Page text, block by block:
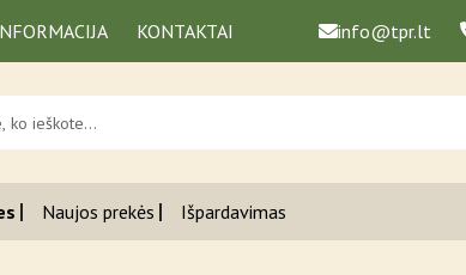
KONTAKTAI info@tpr.lt
Naujos prekės Išpardavimas